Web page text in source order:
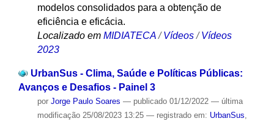
modelos consolidados para a obtenção de
eficiência e eficácia.
Localizado em MIDIATECA / Vídeos / Vídeos
2023
UrbanSus - Clima, Saúde e Políticas Públicas:
Avanços e Desafios - Painel 3
por Jorge Paulo Soares — publicado01/12/2022 — última
modificação25/08/2023 13:25 — registrado em: UrbanSus,